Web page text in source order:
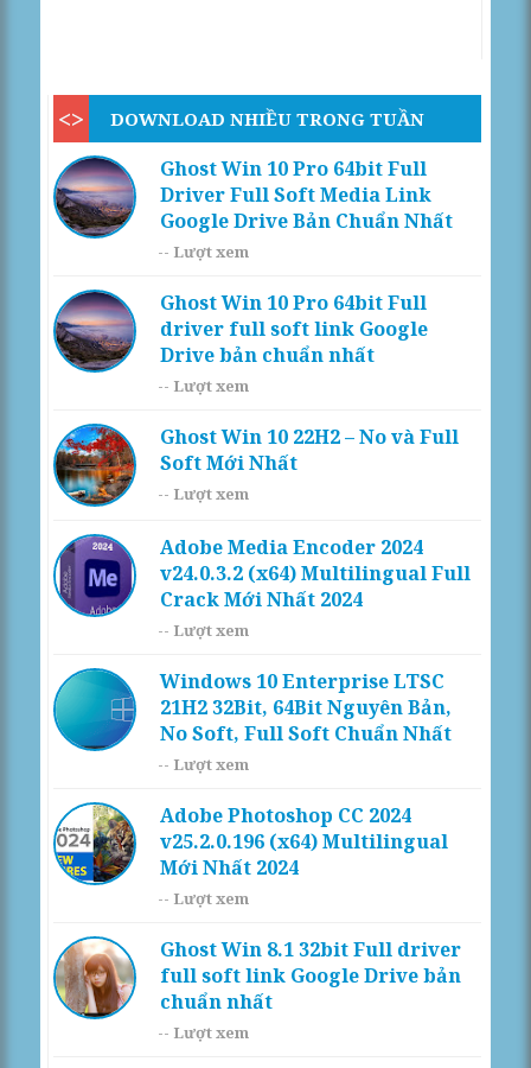
DOWNLOAD NHIỀU TRONG TUẦN
Ghost Win 10 Pro 64bit Full
Driver Full Soft Media Link
Google Drive Bản Chuẩn Nhất
-- Lượt xem
Ghost Win 10 Pro 64bit Full
driver full soft link Google
Drive bản chuẩn nhất
-- Lượt xem
Ghost Win 10 22H2 – No và Full
Soft Mới Nhất
-- Lượt xem
Adobe Media Encoder 2024
v24.0.3.2 (x64) Multilingual Full
Crack Mới Nhất 2024
-- Lượt xem
Windows 10 Enterprise LTSC
21H2 32Bit, 64Bit Nguyên Bản,
No Soft, Full Soft Chuẩn Nhất
-- Lượt xem
Adobe Photoshop CC 2024
v25.2.0.196 (x64) Multilingual
Mới Nhất 2024
-- Lượt xem
Ghost Win 8.1 32bit Full driver
full soft link Google Drive bản
chuẩn nhất
-- Lượt xem